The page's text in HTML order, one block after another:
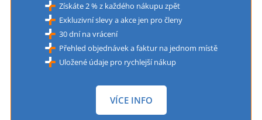
Získáte 2 % z každého nákupu zpět
Exkluzivní slevy a akce jen pro členy
30 dní na vrácení
Přehled objednávek a faktur na jednom místě
Uložené údaje pro rychlejší nákup
VÍCE INFO